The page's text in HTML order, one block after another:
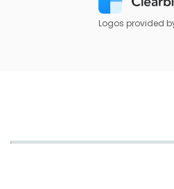
Logos provided